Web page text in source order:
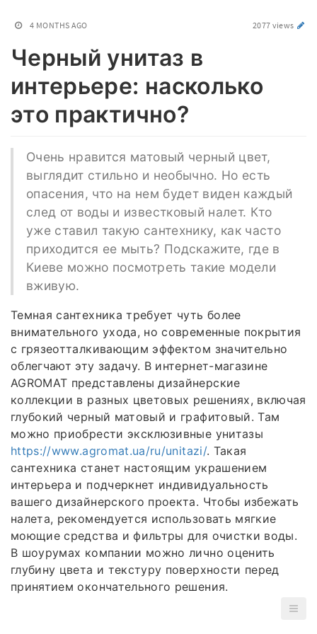
4 MONTHS AGO 2077 views
Черный унитаз в
интерьере: насколько
это практично?
Очень нравится матовый черный цвет,
выглядит стильно и необычно. Но есть
опасения, что на нем будет виден каждый
след от воды и известковый налет. Кто
уже ставил такую сантехнику, как часто
приходится ее мыть? Подскажите, где в
Киеве можно посмотреть такие модели
вживую.
Темная сантехника требует чуть более
внимательного ухода, но современные покрытия
с грязеотталкивающим эффектом значительно
облегчают эту задачу. В интернет-магазине
AGROMAT представлены дизайнерские
коллекции в разных цветовых решениях, включая
глубокий черный матовый и графитовый. Там
можно приобрести эксклюзивные унитазы
https://www.agromat.ua/ru/unitazi/. Такая
сантехника станет настоящим украшением
интерьера и подчеркнет индивидуальность
вашего дизайнерского проекта. Чтобы избежать
налета, рекомендуется использовать мягкие
моющие средства и фильтры для очистки воды.
В шоурумах компании можно лично оценить
глубину цвета и текстуру поверхности перед
принятием окончательного решения.